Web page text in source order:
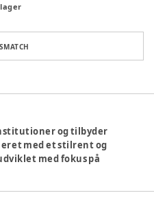
lager
og tilbyder
med et stilrent og
med fokus på
funktionalitet, der passer til